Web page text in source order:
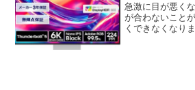
急激に目が悪く
が合わないこと
くできなくなり